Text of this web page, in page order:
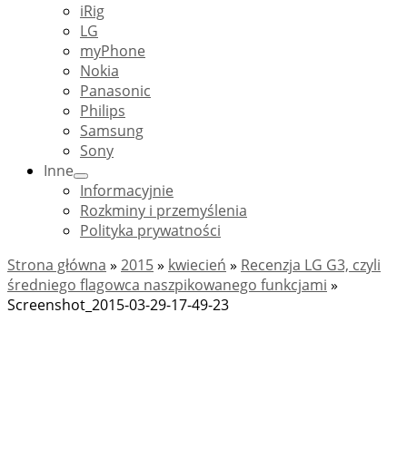
iRig
LG
myPhone
Nokia
Panasonic
Philips
Samsung
Sony
Inne
Informacyjnie
Rozkminy i przemyślenia
Polityka prywatności
Strona główna » 2015» kwiecień » Recenzja LG G3, czyli
średniego flagowca naszpikowanego funkcjami »
Screenshot_2015-03-29-17-49-23